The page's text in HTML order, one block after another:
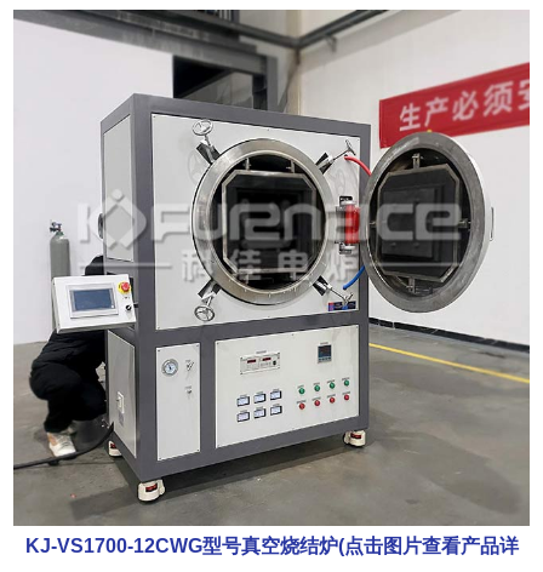
KJ-VS1700-12CWG型号真空烧结炉(点击图片查看产品详